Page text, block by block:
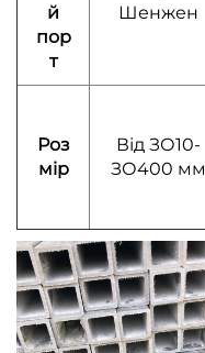
й
пор
т
Шенжен
Роз
мір
Від ЗО10-
ЗО400 мм